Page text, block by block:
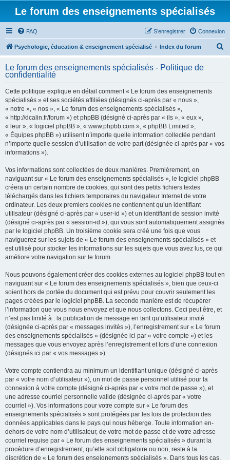
Le forum des enseignements spécialisés
FAQ Connexion
S’enregistrer
Psychologie, éducation & enseignement spécialisé Index du forum
h
Le forum des enseignements spécialisés - Politique de
confidentialité
Cette politique explique en détail comment « Le forum des enseignements
spécialisés » et ses sociétés affiliées (désignés ci-après par « nous »,
« notre », « nos », « Le forum des enseignements spécialisés »,
« http://dcalin.fr/forum ») et phpBB (désigné ci-après par « ils », « eux »,
« leur », « logiciel phpBB », « www.phpbb.com », « phpBB Limited »,
« Équipes phpBB ») utilisent n’importe quelle information collectée pendant
n’importe quelle session d’utilisation de votre part (désignée ci-après par « vos
informations »).
Vos informations sont collectées de deux manières. Premièrement, en
naviguant sur « Le forum des enseignements spécialisés », le logiciel phpBB
créera un certain nombre de cookies, qui sont des petits fichiers textes
téléchargés dans les fichiers temporaires du navigateur Internet de votre
ordinateur. Les deux premiers cookies ne contiennent qu’un identifiant
utilisateur (désigné ci-après par « user-id ») et un identifiant de session invité
(désigné ci-après par « session-id »), qui vous sont automatiquement assignés
par le logiciel phpBB. Un troisième cookie sera créé une fois que vous
naviguerez sur les sujets de « Le forum des enseignements spécialisés » et
est utilisé pour stocker les informations sur les sujets que vous avez lus, ce qui
améliore votre navigation sur le forum.
Nous pouvons également créer des cookies externes au logiciel phpBB tout en
naviguant sur « Le forum des enseignements spécialisés », bien que ceux-ci
soient hors de portée du document qui est prévu pour couvrir seulement les
pages créées par le logiciel phpBB. La seconde manière est de récupérer
l’information que vous nous envoyez et que nous collectons. Ceci peut être, et
n’est pas limité à : la publication de message en tant qu’utilisateur invité
(désignée ci-après par « messages invités »), l’enregistrement sur « Le forum
des enseignements spécialisés » (désignée ici par « votre compte ») et les
messages que vous envoyez après l’enregistrement et lors d’une connexion
(désignés ici par « vos messages »).
Votre compte contiendra au minimum un identifiant unique (désigné ci-après
par « votre nom d’utilisateur »), un mot de passe personnel utilisé pour la
connexion à votre compte (désigné ci-après par « votre mot de passe »), et
une adresse courriel personnelle valide (désignée ci-après par « votre
courriel »). Vos informations pour votre compte sur « Le forum des
enseignements spécialisés » sont protégées par les lois de protection des
données applicables dans le pays qui nous héberge. Toute information en-
dehors de votre nom d’utilisateur, de votre mot de passe et de votre adresse
courriel requise par « Le forum des enseignements spécialisés » durant la
procédure d’enregistrement, qu’elle soit obligatoire ou non, reste à la
discrétion de « Le forum des enseignements spécialisés ». Dans tous les cas,